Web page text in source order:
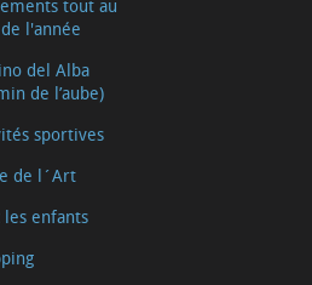
tout au
l'année
del Alba
de l’aube)
sportives
de l´Art
les enfants